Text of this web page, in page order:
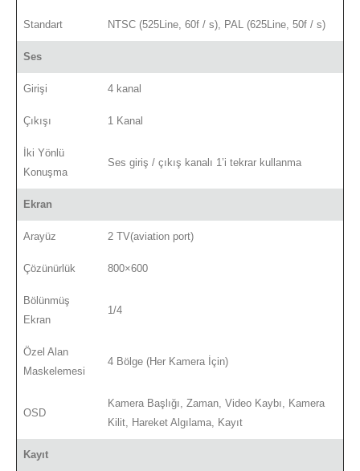
Standart NTSC (525Line, 60f / s), PAL (625Line, 50f / s)
Ses
Girişi 4 kanal
Çıkışı 1 Kanal
İki Yönlü
Konuşma
Ses giriş / çıkış kanalı 1’i tekrar kullanma
Ekran
Arayüz 2 TV(aviation port)
Çözünürlük 800×600
Bölünmüş
Ekran
1/4
Özel Alan
Maskelemesi
4 Bölge (Her Kamera İçin)
OSD
Kamera Başlığı, Zaman, Video Kaybı, Kamera
Kilit, Hareket Algılama, Kayıt
Kayıt